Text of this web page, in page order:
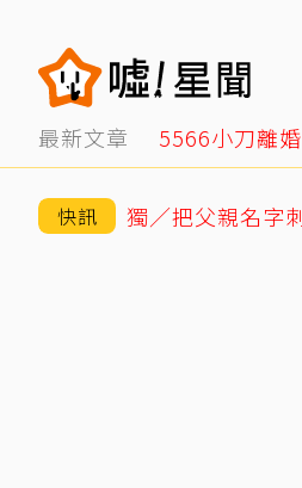
最新文章 5566小刀離婚
快訊